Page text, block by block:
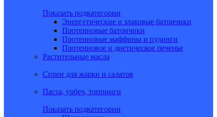
Показать подкатегории
Энергетические и злаковые батончики
Протеиновые батончики
Протеиновые маффины и пудинги
Протеиновое и диетическое печенье
Растительные масла
Спреи для жарки и салатов
Паста, урбеч, топпинги
Показать подкатегории